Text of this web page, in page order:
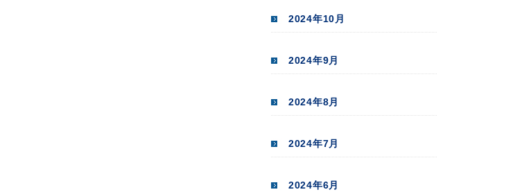
2024年10月
2024年9月
2024年8月
2024年7月
2024年6月